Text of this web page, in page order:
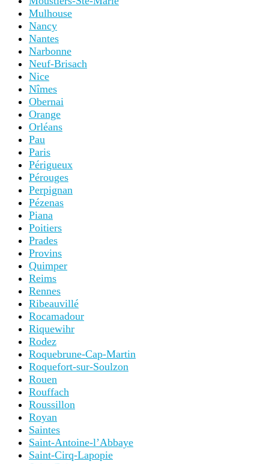
Mulhouse
Nancy
Nantes
Narbonne
Neuf-Brisach
Nice
Nîmes
Obernai
Orange
Orléans
Pau
Paris
Périgueux
Pérouges
Perpignan
Pézenas
Piana
Poitiers
Prades
Provins
Quimper
Reims
Rennes
Ribeauvillé
Rocamadour
Riquewihr
Rodez
Roquebrune-Cap-Martin
Roquefort-sur-Soulzon
Rouen
Rouffach
Roussillon
Royan
Saintes
Saint-Antoine-l’Abbaye
Saint-Cirq-Lapopie